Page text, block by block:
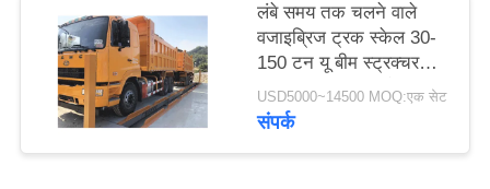
लंबे समय तक चलने वाले
वजाइब्रिज ट्रक स्केल 30-
150 टन यू बीम स्ट्रक्चर
स्टील एलसीडी डिस्प्ले
USD5000~14500 MOQ:एक सेट
संपर्क